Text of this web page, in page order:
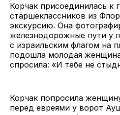
Корчак присоединилась к
старшеклассников из
экскурсию. Она
железнодорожные пути у
с израильским флагом на
подошла молодая
спросила: «И тебе не
Корчак попросила
перед евреями у ворот